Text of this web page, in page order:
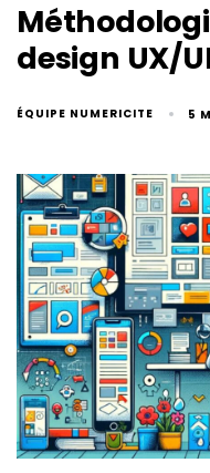
design UX/
ÉQUIPE NUMERICITE 5